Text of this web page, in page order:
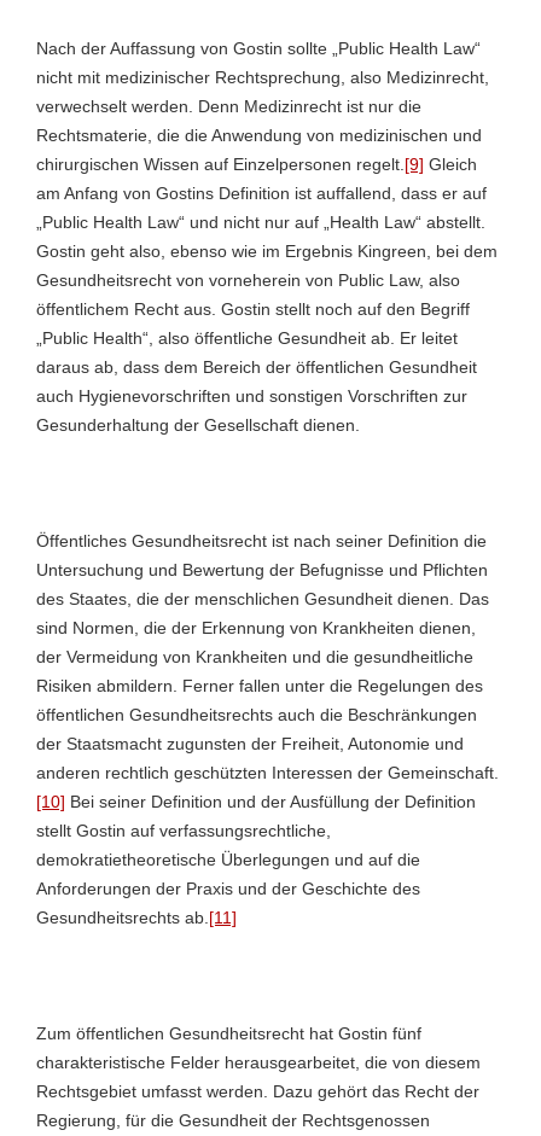
Nach der Auffassung von Gostin sollte „Public Health Law“
nicht mit medizinischer Rechtsprechung, also Medizinrecht,
verwechselt werden. Denn Medizinrecht ist nur die
Rechtsmaterie, die die Anwendung von medizinischen und
chirurgischen Wissen auf Einzelpersonen regelt. [9] Gleich
am Anfang von Gostins Definition ist auffallend, dass er auf
„Public Health Law“ und nicht nur auf „Health Law“ abstellt.
Gostin geht also, ebenso wie im Ergebnis Kingreen, bei dem
Gesundheitsrecht von vorneherein von Public Law, also
öffentlichem Recht aus. Gostin stellt noch auf den Begriff
„Public Health“, also öffentliche Gesundheit ab. Er leitet
daraus ab, dass dem Bereich der öffentlichen Gesundheit
auch Hygienevorschriften und sonstigen Vorschriften zur
Gesunderhaltung der Gesellschaft dienen.
Öffentliches Gesundheitsrecht ist nach seiner Definition die
Untersuchung und Bewertung der Befugnisse und Pflichten
des Staates, die der menschlichen Gesundheit dienen. Das
sind Normen, die der Erkennung von Krankheiten dienen,
der Vermeidung von Krankheiten und die gesundheitliche
Risiken abmildern. Ferner fallen unter die Regelungen des
öffentlichen Gesundheitsrechts auch die Beschränkungen
der Staatsmacht zugunsten der Freiheit, Autonomie und
anderen rechtlich geschützten Interessen der Gemeinschaft.
[10] Bei seiner Definition und der Ausfüllung der Definition
stellt Gostin auf verfassungsrechtliche,
demokratietheoretische Überlegungen und auf die
Anforderungen der Praxis und der Geschichte des
Gesundheitsrechts ab. [11]
Zum öffentlichen Gesundheitsrecht hat Gostin fünf
charakteristische Felder herausgearbeitet, die von diesem
Rechtsgebiet umfasst werden. Dazu gehört das Recht der
Regierung, für die Gesundheit der Rechtsgenossen